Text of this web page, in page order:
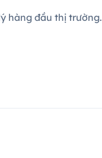
hàng đầu thị trường.